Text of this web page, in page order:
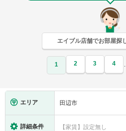
エイブル店舗でお部屋探
1 2 3 4
エリア 田辺市
詳細条件 【家賃】設定無し